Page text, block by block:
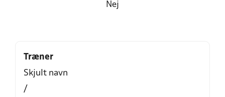
Nej
Træner
Skjult navn
/